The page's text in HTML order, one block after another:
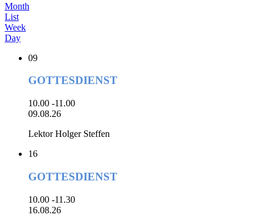
Month
List
Week
Day
09
GOTTESDIENST
10.00 -11.00
09.08.26
Lektor Holger Steffen
16
GOTTESDIENST
10.00 -11.30
16.08.26